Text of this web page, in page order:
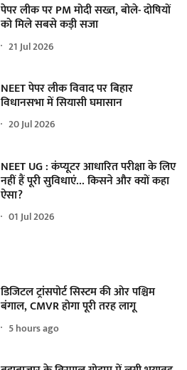
पेपर लीक पर PM मोदी सख्त, बोले- दोषियों
को मिले सबसे कड़ी सजा
21 Jul 2026
NEET पेपर लीक विवाद पर बिहार
विधानसभा में सियासी घमासान
20 Jul 2026
NEET UG : कंप्यूटर आधारित परीक्षा के लिए
नहीं हैं पूरी सुविधाएं... किसने और क्यों कहा
ऐसा?
01 Jul 2026
डिजिटल ट्रांसपोर्ट सिस्टम की ओर पश्चिम
बंगाल, CMVR होगा पूरी तरह लागू
5 hours ago